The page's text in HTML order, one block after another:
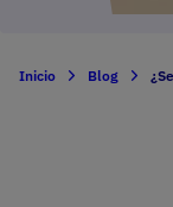
Inicio Blog